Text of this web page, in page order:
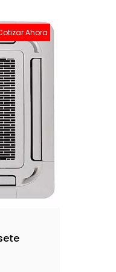
Ahora